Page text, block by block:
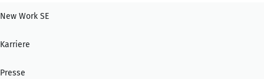
New Work SE
Karriere
Presse